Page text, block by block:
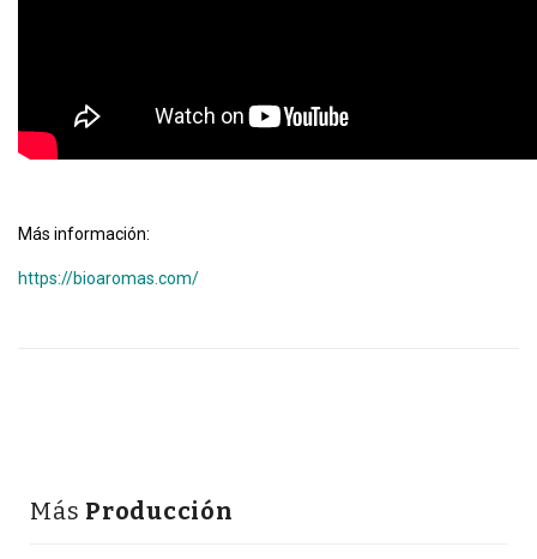
Más información:
https://bioaromas.com/
Más Producción